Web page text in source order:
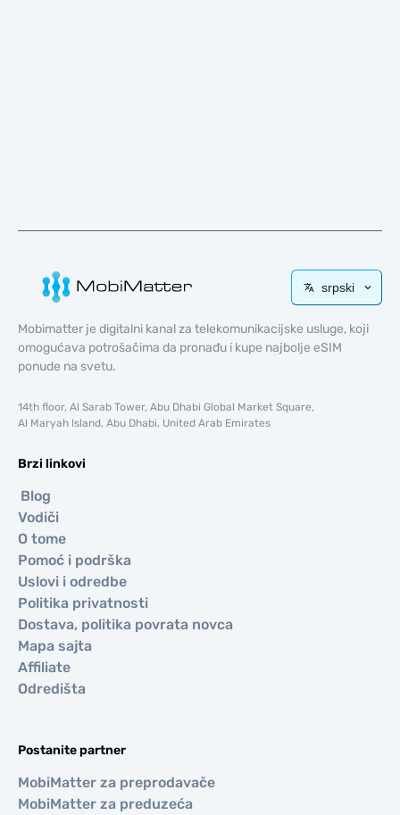
srpski
Mobimatter je digitalni kanal za telekomunikacijske usluge, koji
omogućava potrošačima da pronađu i kupe najbolje eSIM
ponude na svetu.
14th floor, Al Sarab Tower, Abu Dhabi Global Market Square,
Al Maryah Island, Abu Dhabi, United Arab Emirates
Brzi linkovi
Blog
Vodiči
O tome
Pomoć i podrška
Uslovi i odredbe
Politika privatnosti
Dostava, politika povrata novca
Mapa sajta
Affiliate
Odredišta
Postanite partner
MobiMatter za preprodavače
MobiMatter za preduzeća